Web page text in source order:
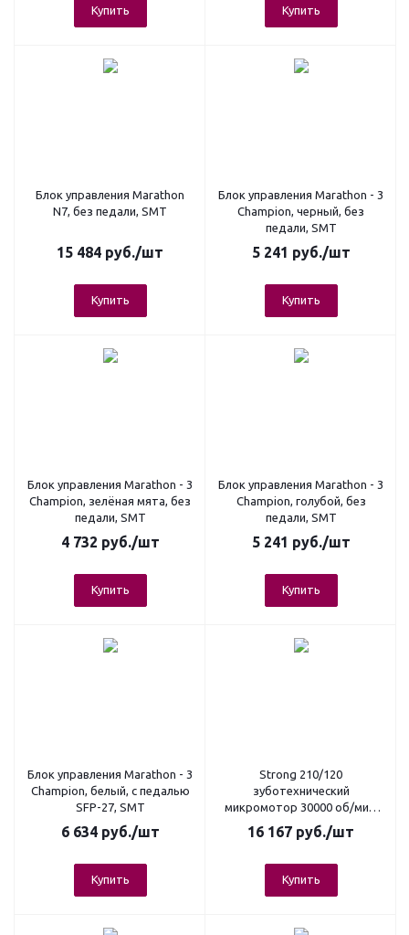
Купить Купить
Блок управления Marathon
N7, без педали, SMT
15 484 руб./шт
Купить
Блок управления Marathon - 3
Champion, черный, без
педали, SMT
5 241 руб./шт
Купить
Блок управления Marathon - 3
Champion, зелёная мята, без
педали, SMT
4 732 руб./шт
Купить
Блок управления Marathon - 3
Champion, голубой, без
педали, SMT
5 241 руб./шт
Купить
Блок управления Marathon - 3
Champion, белый, с педалью
SFP-27, SMT
6 634руб./шт
Купить
Strong 210/120
зуботехнический
микромотор 30000 об/мин,
64 Вт, (без педали, в сумке)
16 167 руб./шт
Купить